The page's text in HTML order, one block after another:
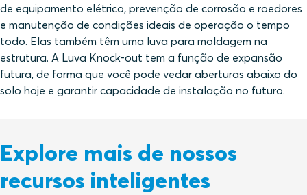
de equipamento elétrico, prevenção de corrosão e roedores
e manutenção de condições ideais de operação o tempo
todo. Elas também têm uma luva para moldagem na
estrutura. A Luva Knock-out tem a função de expansão
futura, de forma que você pode vedar aberturas abaixo do
solo hoje e garantir capacidade de instalação no futuro.
Explore mais de nossos
recursos inteligentes